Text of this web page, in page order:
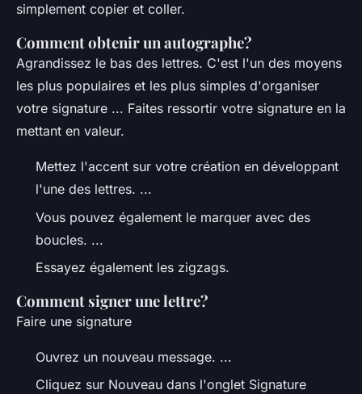
simplement copier et coller.
Comment obtenir un autographe?
Agrandissez le bas des lettres. C'est l'un des moyens
les plus populaires et les plus simples d'organiser
votre signature ... Faites ressortir votre signature en la
mettant en valeur.
Mettez l'accent sur votre création en développant
l'une des lettres. ...
Vous pouvez également le marquer avec des
boucles. ...
Essayez également les zigzags.
Comment signer une lettre?
Faire une signature
Ouvrez un nouveau message. ...
Cliquez sur Nouveau dans l'onglet Signature